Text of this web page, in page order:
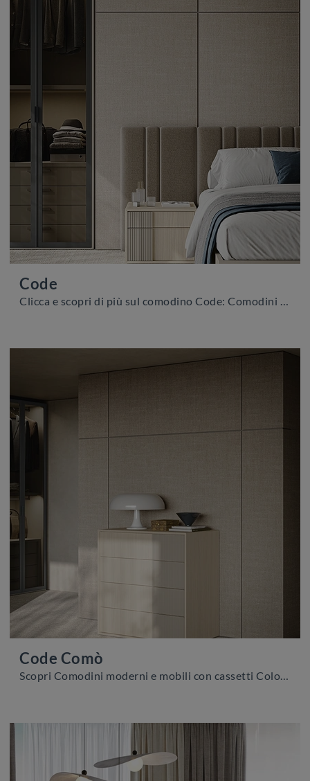
Code
Clicca e scopri di più sul comodino Code: Comodini e cassettiere di Colombini Casa sono ideali per spazi moderni.
Code Comò
Scopri Comodini moderni e mobili con cassetti Colombini Casa! Il modello Code Comò realizzato in melaminico è la scelta ideale.